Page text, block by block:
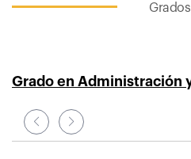
Grados
Grado en Administración